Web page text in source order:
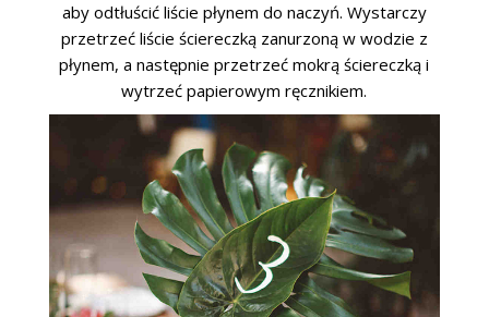
aby odtłuścić liście płynem do naczyń. Wystarczy
przetrzeć liście ściereczką zanurzoną w wodzie z
płynem, a następnie przetrzeć mokrą ściereczką i
wytrzeć papierowym ręcznikiem.